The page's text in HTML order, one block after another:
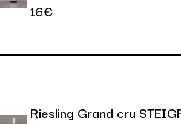
16€
Riesling Grand cru